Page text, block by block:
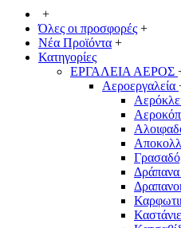
+
Όλες οι προσφορές +
Νέα Προϊόντα +
Κατηγορίες
ΕΡΓΑΛΕΙΑ ΑΕΡΟΣ
Αεροεργαλεία